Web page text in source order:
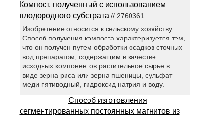
Компост, полученный с использованием
плодородного субстрата// 2760361
Изобретение относится к сельскому хозяйству.
Способ получения компоста характеризуется тем,
что он получен путем обработки осадков сточных
вод препаратом, содержащим в качестве
исходных компонентов растительное сырье в
виде зерна риса или зерна пшеницы, сульфат
меди пятиводный, гидроксид натрия и воду.
Способ изготовления
сегментированных постоянных магнитов из